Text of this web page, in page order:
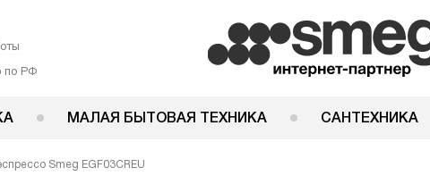
по РФ
МАЛАЯ БЫТОВАЯ ТЕХНИКА САНТЕХНИКА
Smeg EGF03CREU